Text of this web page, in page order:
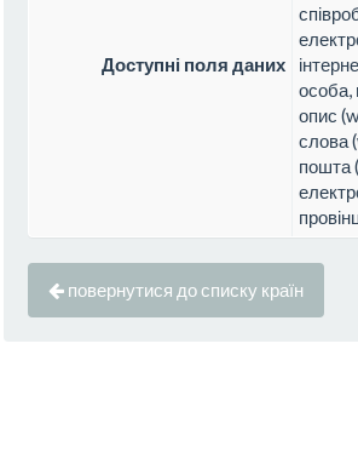
Доступні поля даних
особа,
опис
слова
пошта
повернутися до списку країн